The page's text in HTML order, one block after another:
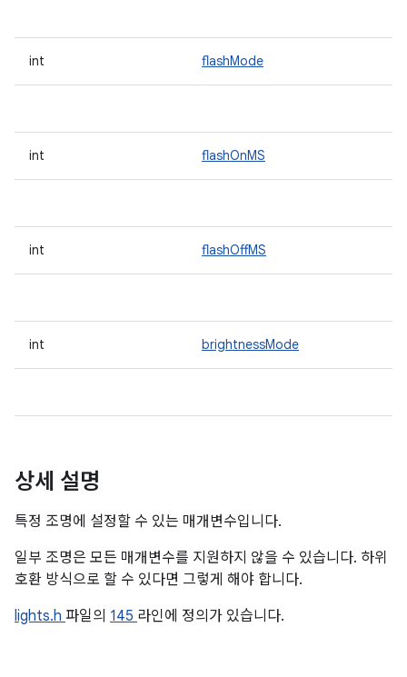
int flashMode
int flashOnMS
int flashOffMS
int brightnessMode
상세 설명
특정 조명에 설정할 수 있는 매개변수입니다.
일부 조명은 모든 매개변수를 지원하지 않을 수 있습니다. 하위
호환 방식으로 할 수 있다면 그렇게 해야 합니다.
lights.h 파일의 145 라인에 정의가 있습니다.